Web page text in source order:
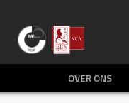
OVER ONS